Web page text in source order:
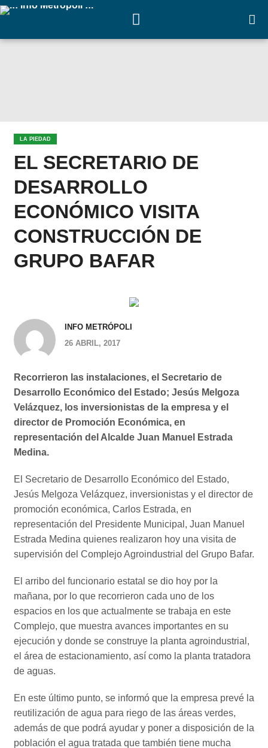
LA PIEDAD
EL SECRETARIO DE
DESARROLLO
ECONÓMICO VISITA
CONSTRUCCIÓN DE
GRUPO BAFAR
INFO METRÓPOLI
26 ABRIL, 2017
Recorrieron las instalaciones, el Secretario de
Desarrollo Económico del Estado; Jesús Melgoza
Velázquez, los inversionistas de la empresa y el
director de Promoción Económica, en
representación del Alcalde Juan Manuel Estrada
Medina.
El Secretario de Desarrollo Económico del Estado,
Jesús Melgoza Velázquez, inversionistas y el director de
promoción económica, Carlos Estrada, en
representación del Presidente Municipal, Juan Manuel
Estrada Medina quienes realizaron hoy una visita de
supervisión del Complejo Agroindustrial del Grupo Bafar.
El arribo del funcionario estatal se dio hoy por la
mañana, por lo que recorrieron cada uno de los
espacios en los que actualmente se trabaja en este
Complejo, que muestra avances importantes en su
ejecución y donde se construye la planta agroindustrial,
el área de estacionamiento, así como la planta tratadora
de aguas.
En este último punto, se informó que la empresa prevé la
reutilización de agua para riego de las áreas verdes,
además de que podrá ayudar y poner a disposición de la
población el agua tratada que también tiene mucha